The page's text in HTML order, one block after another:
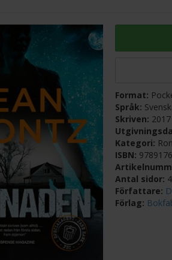
Format:
Språk:
Skriven: 2017
Kategori:
ISBN:
Antal sidor:
Författare:
Förlag: